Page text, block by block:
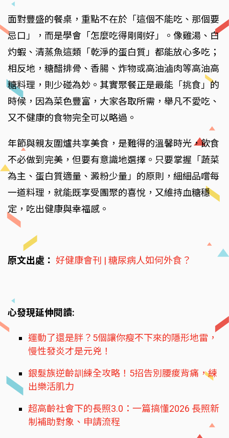
面對豐盛的餐桌，重點不在於「這個不能吃、那個要
忌口」，而是學會「怎麼吃得剛剛好」。像雞湯、白
灼蝦、清蒸魚這類「乾淨的蛋白質」都能放心多吃；
相反地，糖醋排骨、香腸、炸物或高油滷肉等高油高
糖料理，則少碰為妙。其實聚餐正是最能「挑食」的
時候，因為菜色豐富，大家各取所需，舉凡不愛吃、
又不健康的食物完全可以略過。
年節與親友圍爐共享美食，是難得的溫馨時光，飲食
不必做到完美，但要有意識地選擇。只要掌握「蔬菜
為主、蛋白質適量、澱粉少量」的原則，細細品嚐每
一道料理，就能既享受團聚的喜悅，又維持血糖穩
定，吃出健康與幸福感。
原文出處： 好健康會刊 | 糖尿病人如何外食？
心發現延伸閱讀:
運動了還是胖？5個讓你瘦不下來的隱形地雷，
慢性發炎才是元兇！
銀髮族逆齡訓練全攻略！5招告別腰痠背痛，練
出樂活肌力
超高齡社會下的長照3.0：一篇搞懂2026 長照新
制補助對象、申請流程